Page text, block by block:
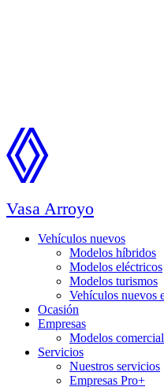
Vasa Arroyo
Vehículos nuevos
Modelos híbridos
Modelos eléctricos
Modelos turismos
Vehículos nuevos
Ocasión
Empresas
Modelos
Servicios
Nuestros servicios
Empresas Pro+